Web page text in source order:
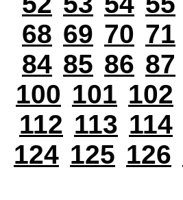
68 69 70 71
84 85 86 87
100 101 102
112 113 114
124 125 126